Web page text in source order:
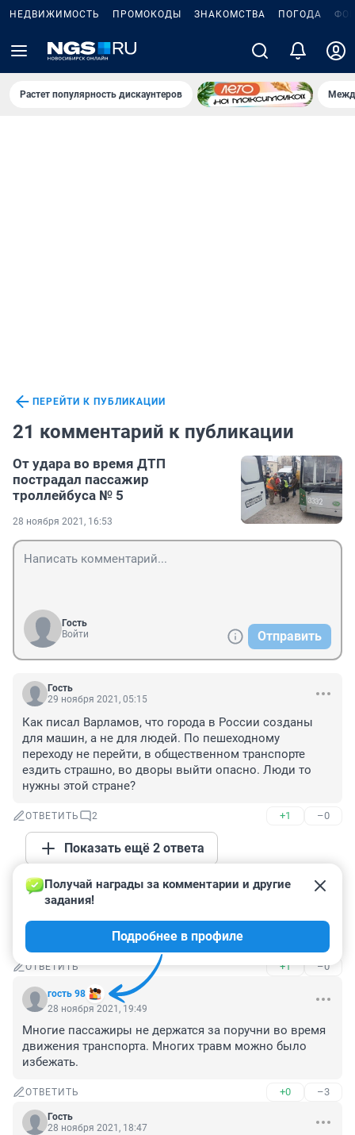
НЕДВИЖИМОСТЬ ПРОМОКОДЫ ЗНАКОМСТВА ПОГОДА
Растет популярность дискаунтеров
ПЕРЕЙТИ К ПУБЛИКАЦИИ
21 комментарий к публикации
От удара во время ДТП
пострадал пассажир
троллейбуса № 5
28 ноября 2021, 16:53
Гость
Войти
Отправить
Гость
29 ноября 2021, 05:15
Как писал Варламов, что города в России созданы
для машин, а не для людей. По пешеходному
переходу не перейти, в общественном транспорте
ездить страшно, во дворы выйти опасно. Люди то
нужны этой стране?
ОТВЕТИТЬ 2 +1 –0
Показать ещё 2 ответа
Гость
29 ноября 2021, 01:34
Очередной водитель спустившийся с гор. Купивший
права за баранов.
ОТВЕТИТЬ +1 –0
гость 98
Получай награды за комментарии и другие
задания!
Подробнее в профиле
28 ноября 2021, 19:49
Многие пассажиры не держатся за поручни во время
движения транспорта. Многих травм можно было
избежать.
ОТВЕТИТЬ +0 –3
Гость
28 ноября 2021, 18:47